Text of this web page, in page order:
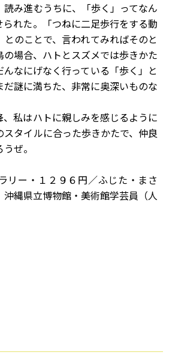
読み進むうちに、「歩く」ってなん
れた。「つねに二足歩行をする動
のことで、言われてみればそのと
場合、ハトとスズメでは歩きかた
なにげなく行っている「歩く」と
だ謎に満ちた、非常に奥深いものな
私はハトに親しみを感じるように
タイルに合った歩きかたで、仲良
ぜ。
リー・１２９６円／ふじた・まさ
縄県立博物館・美術館学芸員（人